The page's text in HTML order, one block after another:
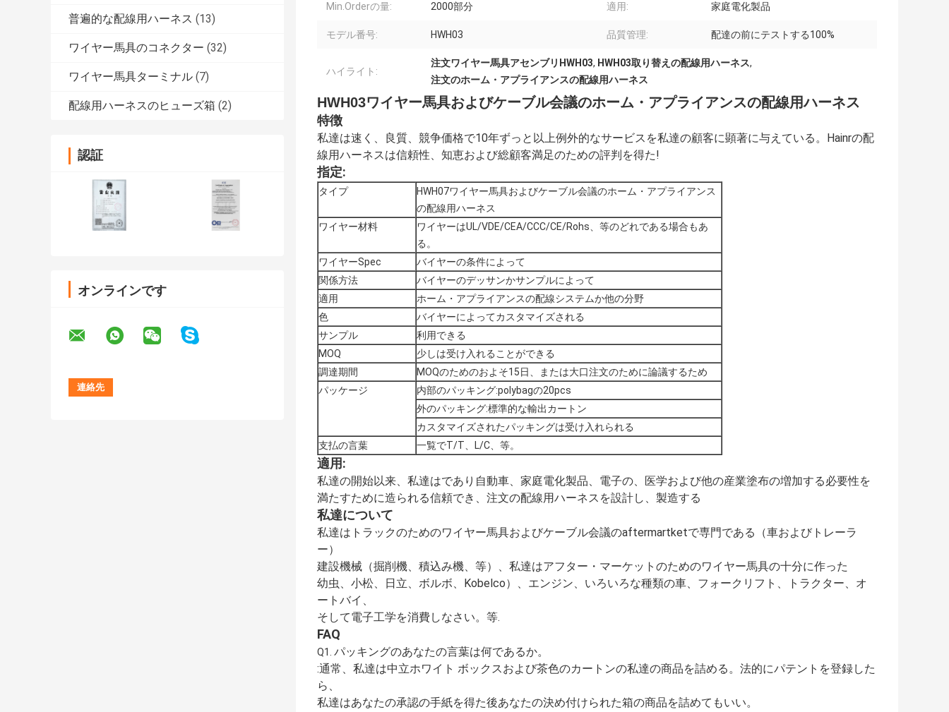
普遍的な配線用ハーネス (13)
ワイヤー馬具のコネクター (32)
ワイヤー馬具ターミナル (7)
配線用ハーネスのヒューズ箱 (2)
認証
オンラインです
Min.Orderの量: 2000部分 適用: 家庭電化製品
モデル番号: HWH03 品質管理: 配達の前にテストする100%
ハイライト:
注文ワイヤー馬具アセンブリHWH03, HWH03取り替えの配線用ハーネス,
注文のホーム・アプライアンスの配線用ハーネス
HWH03ワイヤー馬具およびケーブル会議のホーム・アプライアンスの配線用ハーネス
特徴
私達は速く、良質、競争価格で10年ずっと以上例外的なサービスを私達の顧客に顕著に与えている。Hainrの配
線用ハーネスは信頼性、知恵および総顧客満足のための評判を得た!
指定:
タイプ
HWH07ワイヤー馬具およびケーブル会議のホーム・アプライアンス
の配線用ハーネス
ワイヤー材料
ワイヤーはUL/VDE/CEA/CCC/CE/Rohs、等のどれである場合もあ
る。
ワイヤーSpec
バイヤーの条件によって
関係方法
バイヤーのデッサンかサンプルによって
適用
ホーム・アプライアンスの配線システムか他の分野
色
バイヤーによってカスタマイズされる
サンプル
利用できる
MOQ
少しは受け入れることができる
調達期間
MOQのためのおよそ15日、または大口注文のために論議するため
パッケージ
内部のパッキング:polybagの20pcs
外のパッキング:標準的な輸出カートン
カスタマイズされたパッキングは受け入れられる
支払の言葉
一覧でT/T、L/C、等。
適用:
私達の開始以来、私達はであり自動車、家庭電化製品、電子の、医学および他の産業塗布の増加する必要性を
満たすために造られる信頼でき、注文の配線用ハーネスを設計し、製造する
私達について
私達はトラックのためのワイヤー馬具およびケーブル会議のaftermartketで専門である（車およびトレーラ
ー）
建設機械（掘削機、積込み機、等）、私達はアフター・マーケットのためのワイヤー馬具の十分に作った
幼虫、小松、日立、ボルボ、Kobelco）、エンジン、いろいろな種類の車、フォークリフト、トラクター、オ
ートバイ、
そして電子工学を消費しなさい。等.
FAQ
Q1. パッキングのあなたの言葉は何であるか。
:通常、私達は中立ホワイト ボックスおよび茶色のカートンの私達の商品を詰める。法的にパテントを登録した
ら、
私達はあなたの承認の手紙を得た後あなたの決め付けられた箱の商品を詰めてもいい。